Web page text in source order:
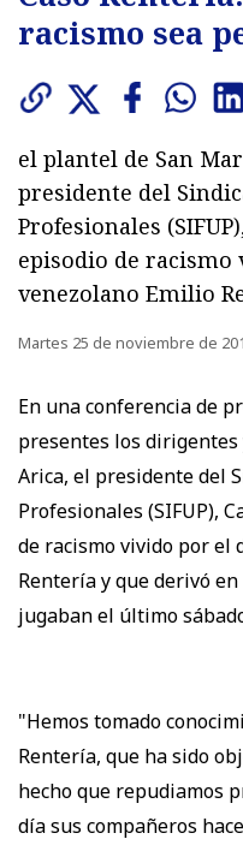
racismo sea
el plantel de San
presidente del
Profesionales
episodio de
venezolano Emilio
Martes 25 de noviembre de
En una conferencia de
presentes los dirigentes
Arica, el presidente del
Profesionales (SIFUP),
de racismo vivido por el
Rentería y que derivó
jugaban el último
"Hemos tomado
Rentería, que ha sido
hecho que repudiamos
día sus compañeros